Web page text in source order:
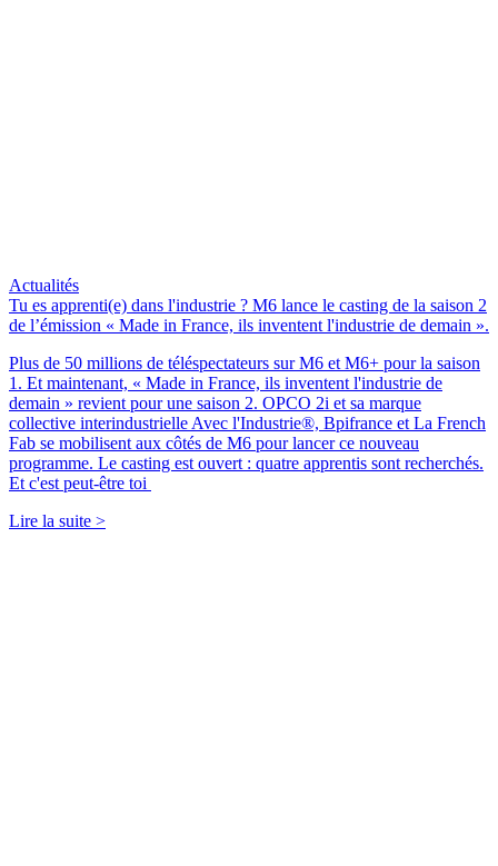
Actualités
Tu es apprenti(e) dans l'industrie ? M6 lance le casting de la saison 2
de l’émission « Made in France, ils inventent l'industrie de demain ».
Plus de 50 millions de téléspectateurs sur M6 et M6+ pour la saison
1. Et maintenant, « Made in France, ils inventent l'industrie de
demain » revient pour une saison 2. OPCO 2i et sa marque
collective interindustrielle Avec l'Industrie®, Bpifrance et La French
Fab se mobilisent aux côtés de M6 pour lancer ce nouveau
programme. Le casting est ouvert : quatre apprentis sont recherchés.
Et c'est peut-être toi
Lire la suite >